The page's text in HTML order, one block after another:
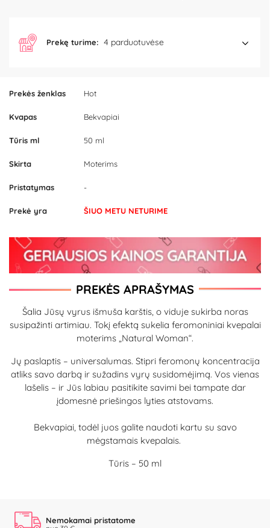
Prekės ženklas Hot
Kvapas Bekvapiai
Tūris ml 50 ml
Skirta Moterims
Pristatymas -
Prekė yra ŠIUO METU NETURIME
Prekę turime: 4 parduotuvėse
PREKĖS APRAŠYMAS
Šalia Jūsų vyrus išmuša karštis, o viduje sukirba noras
susipažinti artimiau. Tokį efektą sukelia feromoniniai kvepalai
moterims „Natural Woman“.
Jų paslaptis – universalumas. Stipri feromonų koncentracija
atliks savo darbą ir sužadins vyrų susidomėjimą. Vos vienas
lašelis – ir Jūs labiau pasitikite savimi bei tampate dar
įdomesnė priešingos lyties atstovams.
Bekvapiai, todėl juos galite naudoti kartu su savo
mėgstamais kvepalais.
Tūris – 50 ml
Nemokamai pristatome